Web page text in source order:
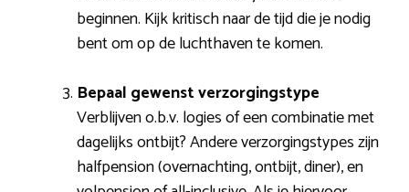
beginnen. Kijk kritisch naar de tijd die je nodig
bent om op de luchthaven te komen.
Bepaal gewenst verzorgingstype
Verblijven o.b.v. logies of een combinatie met
dagelijks ontbijt? Andere verzorgingstypes zijn
halfpension (overnachting, ontbijt, diner), en